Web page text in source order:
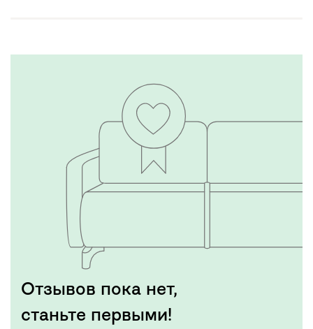
Отзывов пока нет,
станьте первыми!